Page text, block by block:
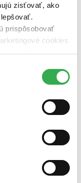
zisťovať, ako
prispôsobovať
cookies
reklamy.
všetky tieto